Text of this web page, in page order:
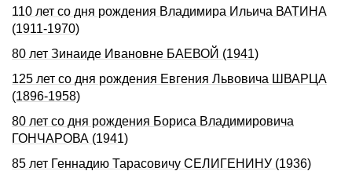
110 лет со дня рождения Владимира Ильича ВАТИНА
(1911-1970)
80 лет Зинаиде Ивановне БАЕВОЙ (1941)
125 лет со дня рождения Евгения Львовича ШВАРЦА
(1896-1958)
80 лет со дня рождения Бориса Владимировича
ГОНЧАРОВА (1941)
85 лет Геннадию Таpасовичу СЕЛИГЕHИHУ (1936)